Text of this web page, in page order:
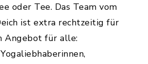
oder Tee. Das Team vom
ist extra rechtzeitig für
Angebot für alle: